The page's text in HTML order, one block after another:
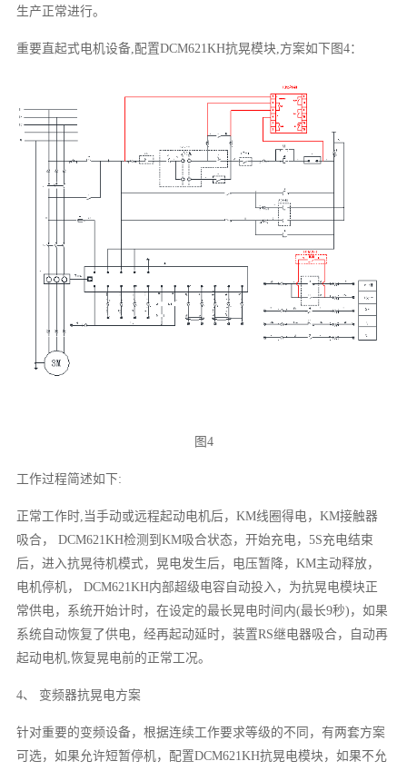
生产正常进行。
重要直起式电机设备,配置DCM621KH抗晃模块,方案如下图4：
图4
工作过程简述如下:
正常工作时,当手动或远程起动电机后，KM线圈得电，KM接触器
吸合， DCM621KH检测到KM吸合状态，开始充电，5S充电结束
后，进入抗晃待机模式，晃电发生后，电压暂降，KM主动释放，
电机停机， DCM621KH内部超级电容自动投入，为抗晃电模块正
常供电，系统开始计时，在设定的最长晃电时间内(最长9秒)，如果
系统自动恢复了供电，经再起动延时，装置RS继电器吸合，自动再
起动电机,恢复晃电前的正常工况。
4、 变频器抗晃电方案
针对重要的变频设备，根据连续工作要求等级的不同，有两套方案
可选，如果允许短暂停机，配置DCM621KH抗晃电模块，如果不允